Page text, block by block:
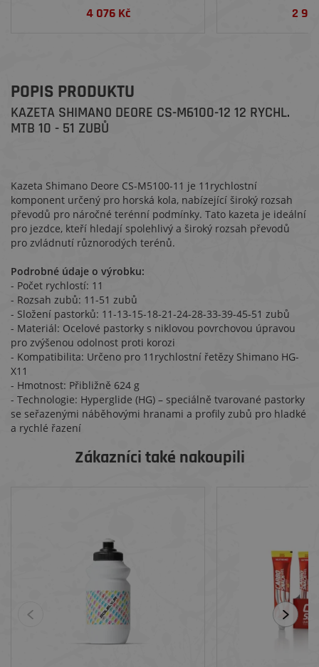
4 076 Kč 2
POPIS PRODUKTU
KAZETA SHIMANO DEORE CS-M6100-12 12 RYCHL.
MTB 10 - 51 ZUBŮ
Kazeta Shimano Deore CS-M5100-11 je 11rychlostní
komponent určený pro horská kola, nabízející široký rozsah
převodů pro náročné terénní podmínky. Tato kazeta je ideální
pro jezdce, kteří hledají spolehlivý a široký rozsah převodů
pro zvládnutí různorodých terénů.
Podrobné údaje o výrobku:
- Počet rychlostí: 11
- Rozsah zubů: 11-51 zubů
- Složení pastorků: 11-13-15-18-21-24-28-33-39-45-51 zubů
- Materiál: Ocelové pastorky s niklovou povrchovou úpravou
pro zvýšenou odolnost proti korozi
- Kompatibilita: Určeno pro 11rychlostní řetězy Shimano HG-
X11
- Hmotnost: Přibližně 624 g
- Technologie: Hyperglide (HG) – speciálně tvarované pastorky
se seřazenými náběhovými hranami a profily zubů pro hladké
a rychlé řazení
Zákazníci také nakoupili